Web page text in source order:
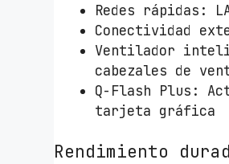
Redes rápidas:
Conectividad
Ventilador
cabezales de
Q-Flash Plus:
tarjeta gráfica
Rendimiento